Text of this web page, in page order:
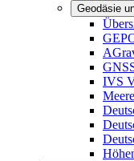
Geodäsie
IVS